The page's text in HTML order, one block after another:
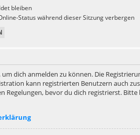
bleiben
Status während dieser Sitzung verbergen
dich anmelden zu können. Die
kann registrierten Benutzern auch
bevor du dich registrierst.